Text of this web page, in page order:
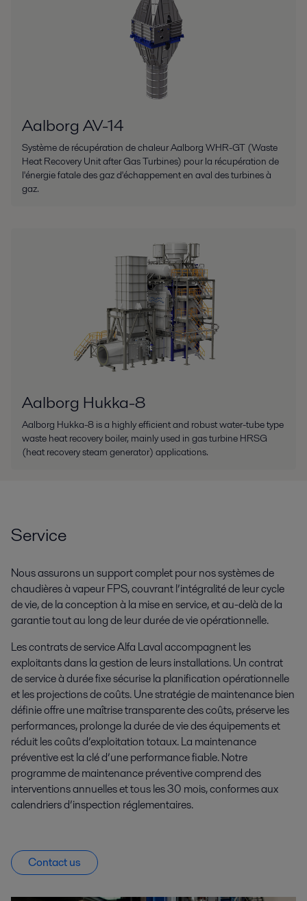
Aalborg AV-14
Système de récupération de chaleur Aalborg WHR-GT (Waste
Heat Recovery Unit after Gas Turbines) pour la récupération de
l'énergie fatale des gaz d'échappement en aval des turbines à
gaz.
Aalborg Hukka-8
Aalborg Hukka-8 is a highly efficient and robust water-tube type
waste heat recovery boiler, mainly used in gas turbine HRSG
(heat recovery steam generator) applications.
Service
Nous assurons un support complet pour nos systèmes de
chaudières à vapeur FPS, couvrant l’intégralité de leur cycle
de vie, de la conception à la mise en service, et au-delà de la
garantie tout au long de leur durée de vie opérationnelle.
Les contrats de service Alfa Laval accompagnent les
exploitants dans la gestion de leurs installations. Un contrat
de service à durée fixe sécurise la planification opérationnelle
et les projections de coûts. Une stratégie de maintenance bien
définie offre une maîtrise transparente des coûts, préserve les
performances, prolonge la durée de vie des équipements et
réduit les coûts d’exploitation totaux. La maintenance
préventive est la clé d’une performance fiable. Notre
programme de maintenance préventive comprend des
interventions annuelles et tous les 30 mois, conformes aux
calendriers d’inspection réglementaires.
Contact us